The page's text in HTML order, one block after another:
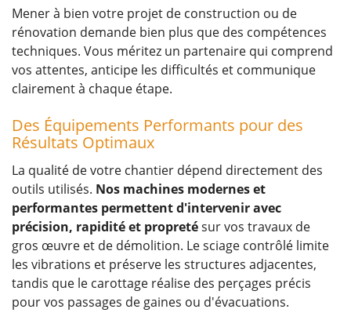
Mener à bien votre projet de construction ou de
rénovation demande bien plus que des compétences
techniques. Vous méritez un partenaire qui comprend
vos attentes, anticipe les difficultés et communique
clairement à chaque étape.
Des Équipements Performants pour des
Résultats Optimaux
La qualité de votre chantier dépend directement des
outils utilisés. Nos machines modernes et
performantes permettent d'intervenir avec
précision, rapidité et propretésur vos travaux de
gros œuvre et de démolition. Le sciage contrôlé limite
les vibrations et préserve les structures adjacentes,
tandis que le carottage réalise des perçages précis
pour vos passages de gaines ou d'évacuations.